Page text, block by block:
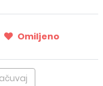
Prevoz
Omiljeno